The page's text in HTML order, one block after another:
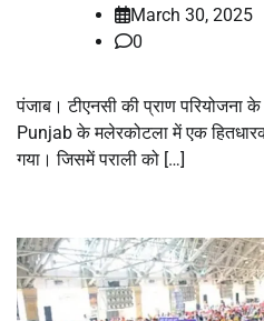
March 30, 2025
0
पंजाब। टीएनसी की प्राण परियोजना के
Punjab के मलेरकोटला में एक
गया। जिसमें पराली को […]